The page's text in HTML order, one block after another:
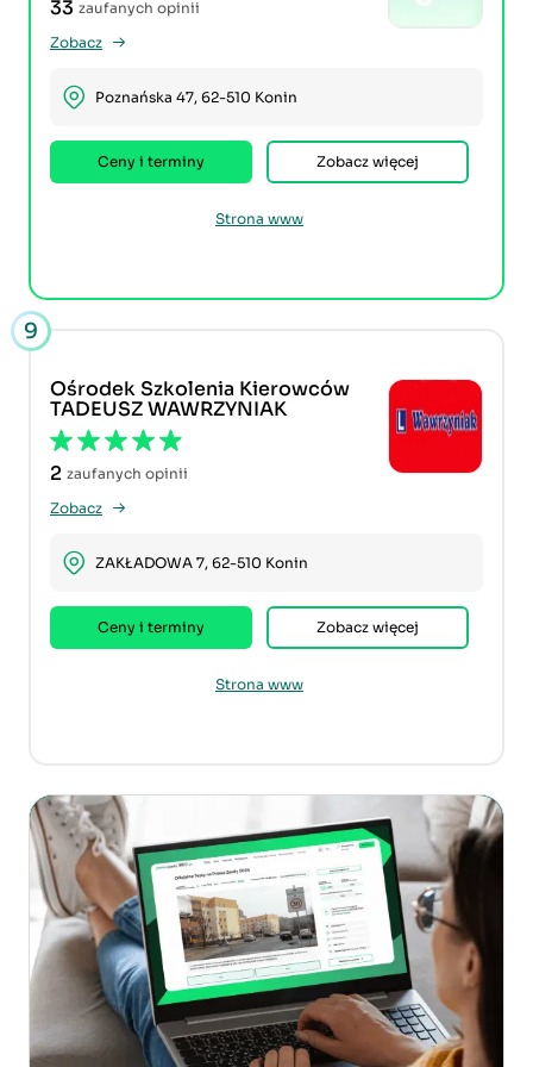
33 zaufanych opinii
Zobacz
Poznańska 47, 62-510 Konin
Ceny i terminy Zobacz więcej
Strona www
9
Ośrodek Szkolenia Kierowców
TADEUSZ WAWRZYNIAK
2 zaufanych opinii
Zobacz
ZAKŁADOWA 7, 62-510 Konin
Ceny i terminy Zobacz więcej
Strona www